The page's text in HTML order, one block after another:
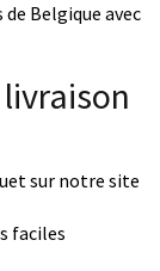
Belgique avec
sur notre site
faciles